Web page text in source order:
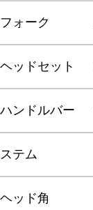
フォーク
ヘッドセット
ハンドルバー
ステム
ヘッド角